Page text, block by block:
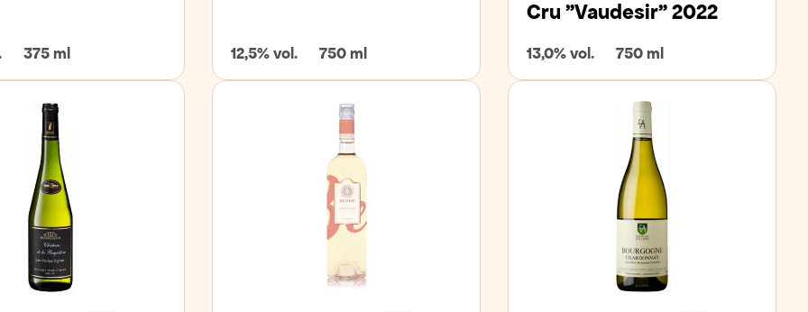
375 ml 12,5% vol. 750 ml
Cru "Vaudesir" 2022
13,0% vol. 750 ml